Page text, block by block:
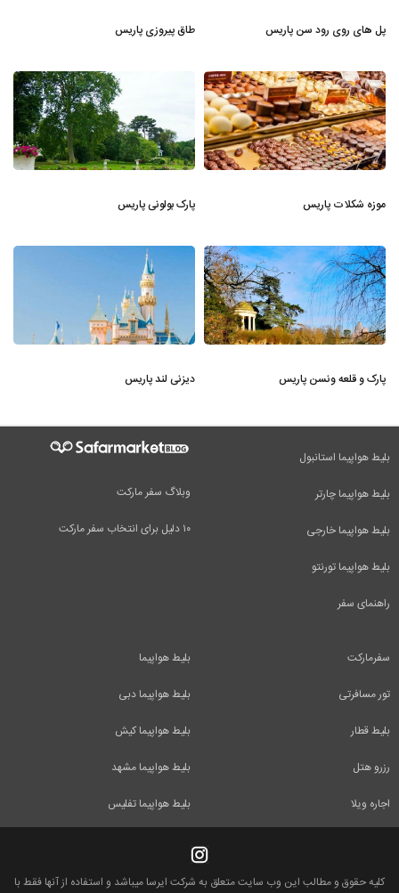
پل های روی رود سن پاریس طاق پیروزی پاریس
موزه شکلات پاریس پارک بولونی پاریس
پارک و قلعه ونسن پاریس دیزنی لند پاریس
وبلاگ سفر مارکت
۱۰ دلیل برای انتخاب سفر مارکت
بلیط هواپیما استانبول
بلیط هواپیما چارتر
بلیط هواپیما خارجی
بلیط هواپیما تورنتو
راهنمای سفر
بلیط هواپیما
بلیط هواپیما دبی
بلیط هواپیما کیش
بلیط هواپیما مشهد
بلیط هواپیما تفلیس
سفرمارکت
تور مسافرتی
بلیط قطار
رزرو هتل
اجاره ویلا
کلیه حقوق و مطالب این وب سایت متعلق به شرکت ایرسا میباشد و استفاده از آنها فقط با